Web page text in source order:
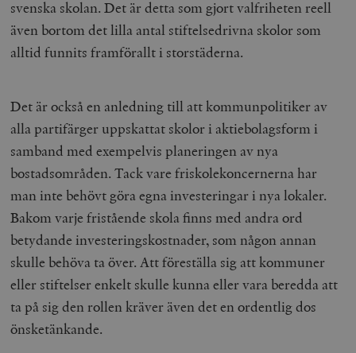
svenska skolan. Det är detta som gjort valfriheten reell
även bortom det lilla antal stiftelsedrivna skolor som
alltid funnits framförallt i storstäderna.
Det är också en anledning till att kommunpolitiker av
alla partifärger uppskattat skolor i aktiebolagsform i
samband med exempelvis planeringen av nya
bostadsområden. Tack vare friskolekoncernerna har
man inte behövt göra egna investeringar i nya lokaler.
Bakom varje fristående skola finns med andra ord
betydande investeringskostnader, som någon annan
skulle behöva ta över. Att föreställa sig att kommuner
eller stiftelser enkelt skulle kunna eller vara beredda att
ta på sig den rollen kräver även det en ordentlig dos
önsketänkande.